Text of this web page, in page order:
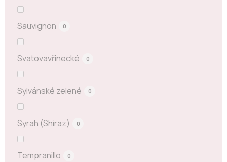
Sauvignon 0
Svatovavřinecké 0
Sylvánské zelené 0
Syrah (Shiraz) 0
Tempranillo 0